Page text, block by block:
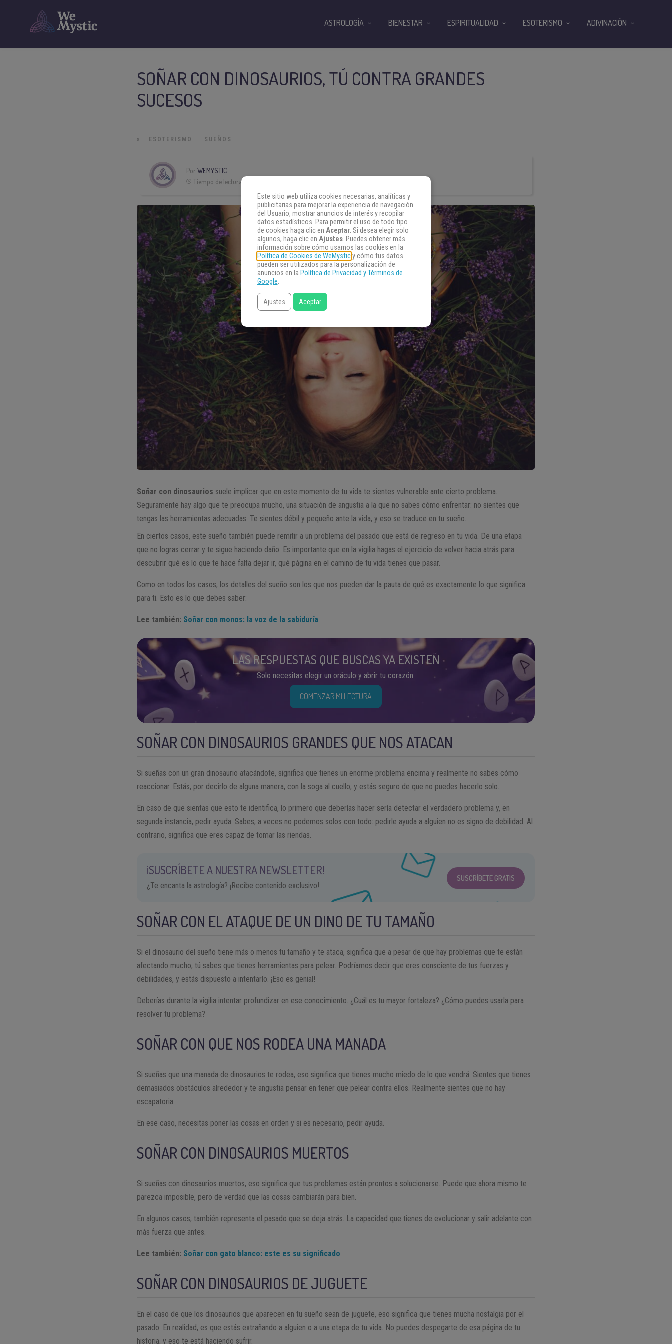
SOÑAR CON DINOSAURIOS, TÚ CONTRA GRANDES
SUCESOS
» ESOTERISMO SUEÑOS
Por WEMYSTIC
Tiempo de lectura:
Soñar con dinosaurios suele implicar que en este momento de tu vida te sientes vulnerable ante cierto problema.
Seguramente hay algo que te preocupa mucho, una situación de angustia a la que no sabes cómo enfrentar: no sientes que
tengas las herramientas adecuadas. Te sientes débil y pequeño ante la vida, y eso se traduce en tu sueño.
En ciertos casos, este sueño también puede remitir a un problema del pasado que está de regreso en tu vida. De una etapa
que no logras cerrar y te sigue haciendo daño. Es importante que en la vigilia hagas el ejercicio de volver hacia atrás para
descubrir qué es lo que te hace falta dejar ir, qué página en el camino de tu vida tienes que pasar.
Como en todos los casos, los detalles del sueño son los que nos pueden dar la pauta de qué es exactamente lo que significa
para ti. Esto es lo que debes saber:
Lee también: Soñar con monos: la voz de la sabiduría
LAS RESPUESTAS QUE BUSCAS YA EXISTEN
Solo necesitas elegir un oráculo y abrir tu corazón.
COMENZAR MI LECTURA
SOÑAR CON DINOSAURIOS GRANDES QUE NOS ATACAN
Si sueñas con un gran dinosaurio atacándote, significa que tienes un enorme problema encima y realmente no sabes cómo
reaccionar. Estás, por decirlo de alguna manera, con la soga al cuello, y estás seguro de que no puedes hacerlo solo.
En caso de que sientas que esto te identifica, lo primero que deberías hacer sería detectar el verdadero problema y, en
segunda instancia, pedir ayuda. Sabes, a veces no podemos solos con todo: pedirle ayuda a alguien no es signo de debilidad. Al
contrario, significa que eres capaz de tomar las riendas.
¡SUSCRÍBETE A NUESTRA NEWSLETTER!
¿Te encanta la astrología? ¡Recibe contenido exclusivo!
SUSCRÍBETE GRATIS
SOÑAR CON EL ATAQUE DE UN DINO DE TU TAMAÑO
Si el dinosaurio del sueño tiene más o menos tu tamaño y te ataca, significa que a pesar de que hay problemas que te están
afectando mucho, tú sabes que tienes herramientas para pelear. Podríamos decir que eres consciente de tus fuerzas y
debilidades, y estás dispuesto a intentarlo. ¡Eso es genial!
Deberías durante la vigilia intentar profundizar en ese conocimiento. ¿Cuál es tu mayor fortaleza? ¿Cómo puedes usarla para
resolver tu problema?
SOÑAR CON QUE NOS RODEA UNA MANADA
Si sueñas que una manada de dinosaurios te rodea, eso significa que tienes mucho miedo de lo que vendrá. Sientes que tienes
demasiados obstáculos alrededor y te angustia pensar en tener que pelear contra ellos. Realmente sientes que no hay
escapatoria.
En ese caso, necesitas poner las cosas en orden y si es necesario, pedir ayuda.
SOÑAR CON DINOSAURIOS MUERTOS
Si sueñas con dinosaurios muertos, eso significa que tus problemas están prontos a solucionarse. Puede que ahora mismo te
parezca imposible, pero de verdad que las cosas cambiarán para bien.
En algunos casos, también representa el pasado que se deja atrás. La capacidad que tienes de evolucionar y salir adelante con
más fuerza que antes.
Lee también: Soñar con gato blanco: este es su significado
SOÑAR CON DINOSAURIOS DE JUGUETE
En el caso de que los dinosaurios que aparecen en tu sueño sean de juguete, eso significa que tienes mucha nostalgia por el
pasado. En realidad, es que estás extrañando a alguien o a una etapa de tu vida. No puedes despegarte de esa página de tu
historia, y eso te está haciendo sufrir.
ASTROLOGÍA BIENESTAR ESPIRITUALIDAD ESOTERISMO ADIVINACIÓN
Este sitio web utiliza cookies necesarias, analíticas y
publicitarias para mejorar la experiencia de navegación
del Usuario, mostrar anuncios de interés y recopilar
datos estadísticos. Para permitir el uso de todo tipo
de cookies haga clic en Aceptar. Si desea elegir solo
algunos, haga clic en Ajustes. Puedes obtener más
información sobre cómo usamos las cookies en la
Política de Cookies de WeMysticy cómo tus datos
pueden ser utilizados para la personalización de
anuncios en la Política de Privacidad y Términos de
Google.
Ajustes Aceptar